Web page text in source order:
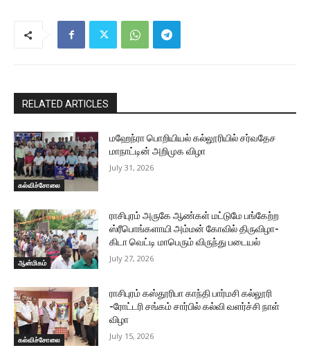
RELATED ARTICLES
கல்விச்சோலை
மஹேந்ரா பொறியியல் கல்லூரியில் சர்வதேச
மாநாட்டின் அறிமுக விழா
July 31, 2026
ஆன்மிகம்
ராசிபுரம் அருகே ஆண்கள் மட்டுமே பங்கேற்ற
ஸ்ரீபொங்களாயி அம்மன் கோவில் திருவிழா-
கிடா வெட்டி மாபெரும் விருந்து படையல்
July 27, 2026
கல்விச்சோலை
ராசிபுரம் கஸ்தூரிபா காந்தி பார்மசி கல்லூரி
-ரோட்டரி சங்கம் சார்பில் கல்வி வளர்ச்சி நாள்
விழா
July 15, 2026